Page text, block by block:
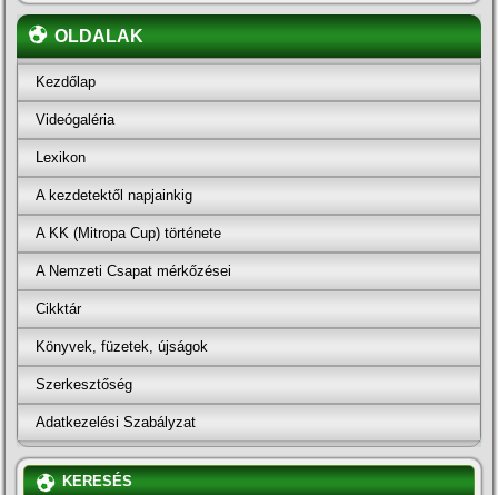
OLDALAK
Kezdőlap
Videógaléria
Lexikon
A kezdetektől napjainkig
A KK (Mitropa Cup) története
A Nemzeti Csapat mérkőzései
Cikktár
Könyvek, füzetek, újságok
Szerkesztőség
Adatkezelési Szabályzat
KERESÉS